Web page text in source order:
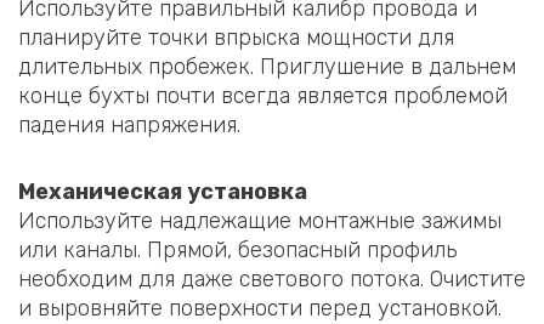
Используйте правильный калибр провода и
планируйте точки впрыска мощности для
длительных пробежек. Приглушение в дальнем
конце бухты почти всегда является проблемой
падения напряжения.
Механическая установка
Используйте надлежащие монтажные зажимы
или каналы. Прямой, безопасный профиль
необходим для даже светового потока. Очистите
и выровняйте поверхности перед установкой.